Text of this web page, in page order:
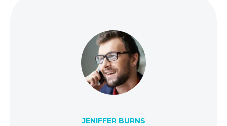
JENIFFER BURNS